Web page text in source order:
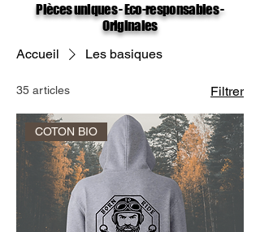
Pièces uniques - Eco-responsables -
Originales
Accueil Les basiques
35 articles Filtrer
COTON BIO